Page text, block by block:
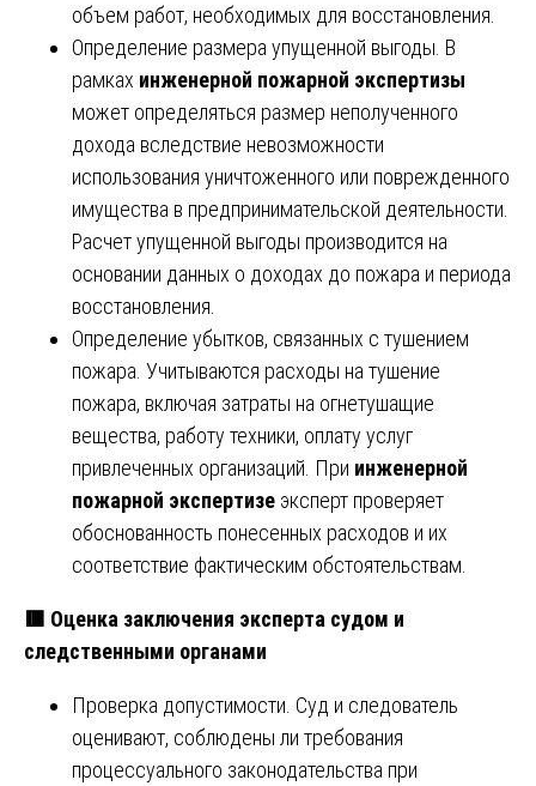
объем работ, необходимых для восстановления.
Определение размера упущенной выгоды. В
рамках инженерной пожарной экспертизы
может определяться размер неполученного
дохода вследствие невозможности
использования уничтоженного или поврежденного
имущества в предпринимательской деятельности.
Расчет упущенной выгоды производится на
основании данных о доходах до пожара и периода
восстановления.
Определение убытков, связанных с тушением
пожара. Учитываются расходы на тушение
пожара, включая затраты на огнетушащие
вещества, работу техники, оплату услуг
привлеченных организаций. При инженерной
пожарной экспертизе эксперт проверяет
обоснованность понесенных расходов и их
соответствие фактическим обстоятельствам.
🟥 Оценка заключения эксперта судом и
следственными органами
Проверка допустимости. Суд и следователь
оценивают, соблюдены ли требования
процессуального законодательства при